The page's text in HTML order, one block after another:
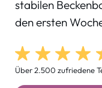
stabilen
den ersten
Über 2.500 zufriedene